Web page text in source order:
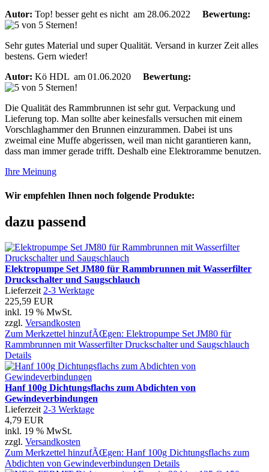
Autor: Top! besser geht es nicht am 28.06.2022 Bewertung:
Sehr gutes Material und super Qualität. Versand in kurzer Zeit alles
bestens. Gern wieder!
Autor: Kö HDL am 01.06.2020 Bewertung:
Die Qualität des Rammbrunnen ist sehr gut. Verpackung und
Lieferung top. Man sollte aber keinesfalls versuchen mit einem
Vorschlaghammer den Brunnen einzurammen. Dabei ist uns
zweimal eine Muffe abgerissen, weil man nicht garantieren kann,
dass man immer gerade trifft. Deshalb eine Elektroramme benutzen.
Ihre Meinung
Wir empfehlen Ihnen noch folgende Produkte:
dazu passend
Elektropumpe Set JM80 für Rammbrunnen mit Wasserfilter
Druckschalter und Saugschlauch
Lieferzeit 2-3 Werktage
225,59 EUR
inkl. 19 % MwSt.
zzgl. Versandkosten
Zum Merkzettel hinzufÃŒgen: Elektropumpe Set JM80 für
Rammbrunnen mit Wasserfilter Druckschalter und Saugschlauch
Details
Hanf 100g Dichtungsflachs zum Abdichten von
Gewindeverbindungen
Lieferzeit 2-3 Werktage
4,79 EUR
inkl. 19 % MwSt.
zzgl. Versandkosten
Zum Merkzettel hinzufÃŒgen: Hanf 100g Dichtungsflachs zum
Abdichten von Gewindeverbindungen Details